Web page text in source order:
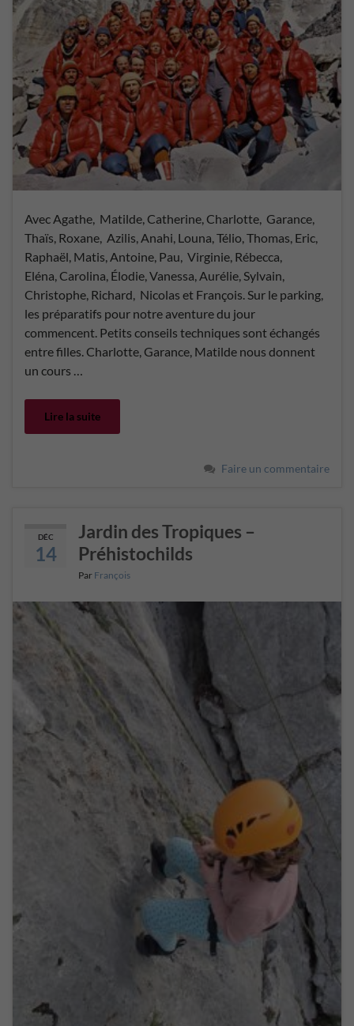
Avec Agathe, Matilde, Catherine, Charlotte, Garance,
Thaïs, Roxane, Azilis, Anahi, Louna, Télio, Thomas, Eric,
Raphaël, Matis, Antoine, Pau, Virginie, Rébecca,
Eléna, Carolina, Élodie, Vanessa, Aurélie, Sylvain,
Christophe, Richard, Nicolas et François. Sur le parking,
les préparatifs pour notre aventure du jour
commencent. Petits conseils techniques sont échangés
entre filles. Charlotte, Garance, Matilde nous donnent
un cours …
Lire la suite
Faire un commentaire
DÉC
14
Jardin des Tropiques –
Préhistochilds
Par François